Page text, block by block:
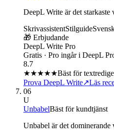
DeepL Write är det
SkrivassistentStilguide
🎁 Erbjudande
DeepL Write Pro
Gratis · Pro ingår i DeepL
8.7
★★★★★Bäst för
Prova DeepL Write↗Läs
06
U
UnbabelBäst för kundtjänst
Unbabel är det